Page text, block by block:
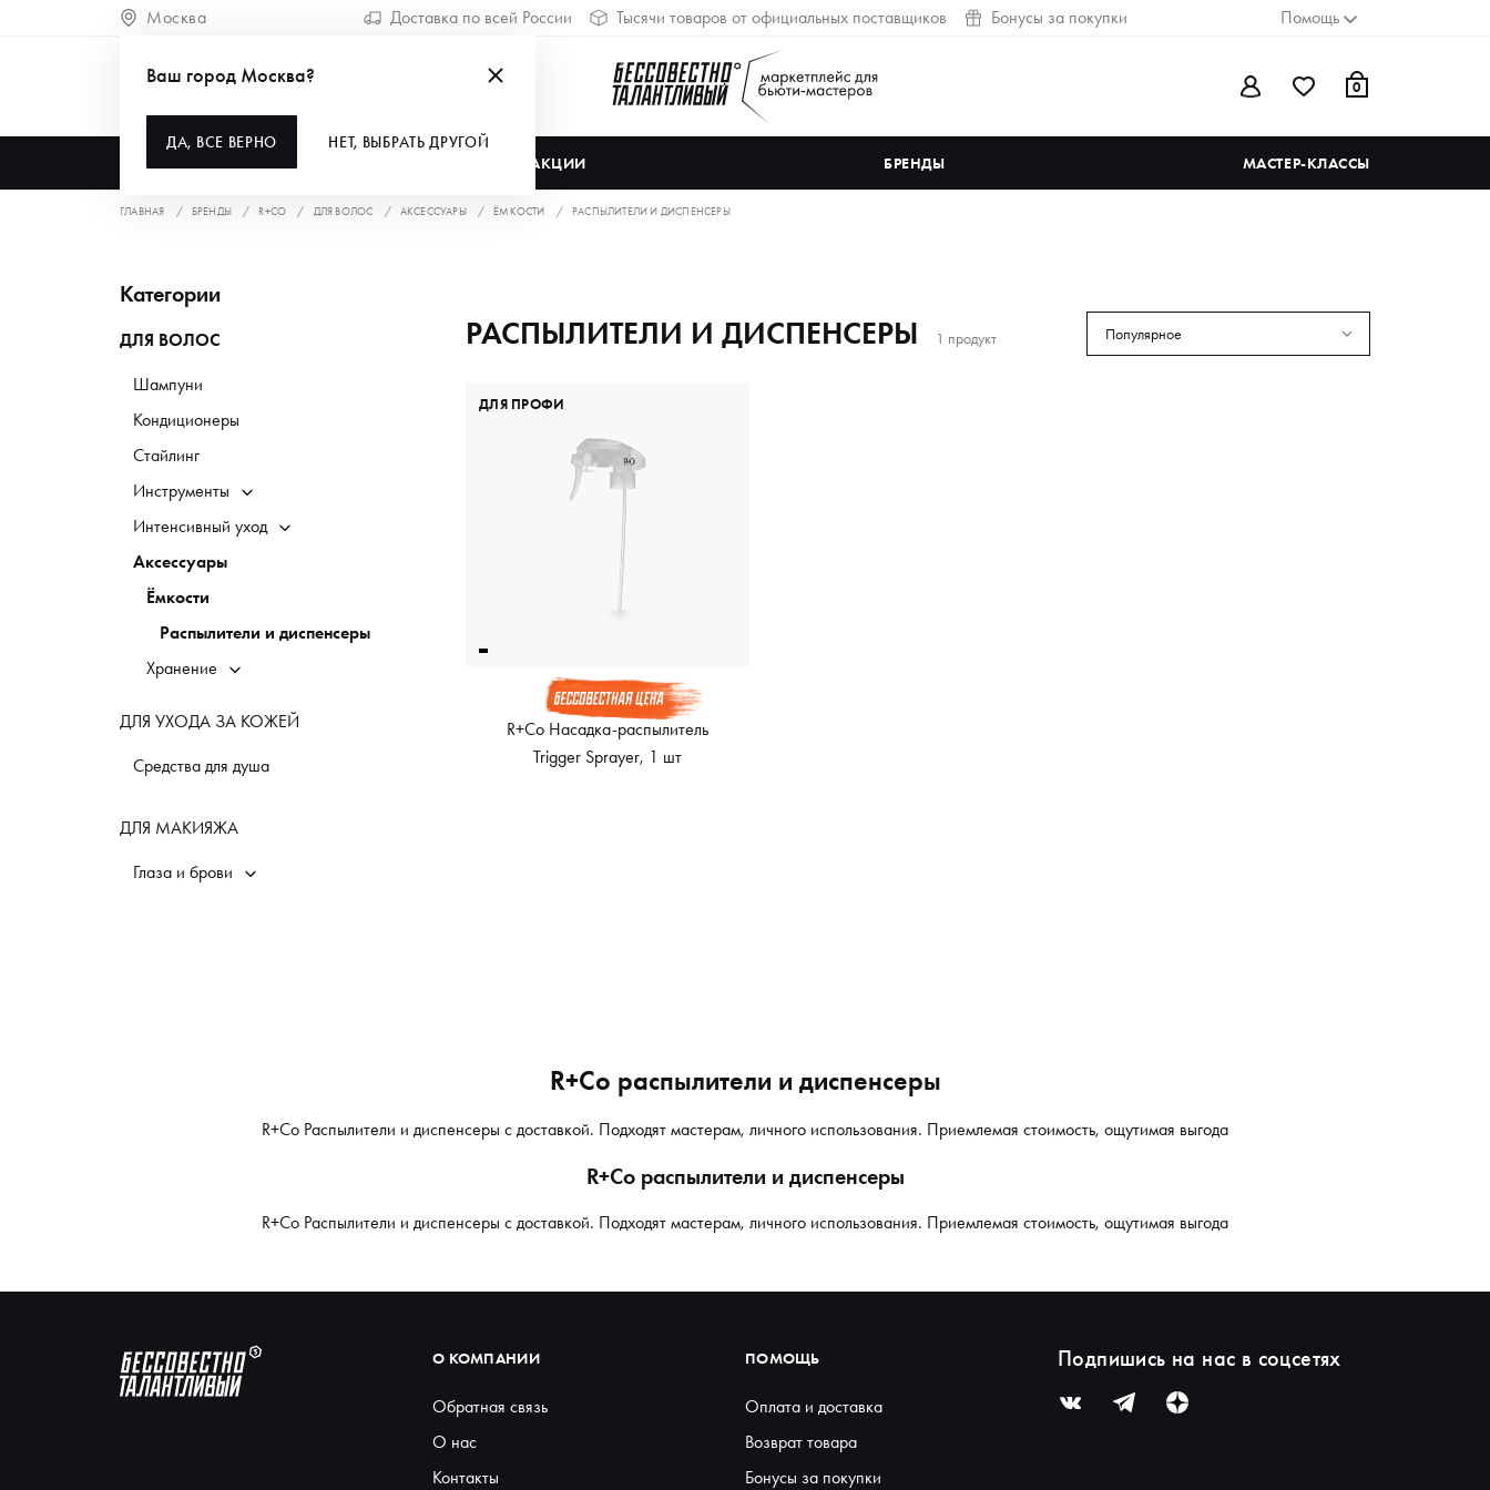
Москва Доставка по всей России Тысячи товаров от официальных поставщиков Бонусы за покупки Помощь
0
АКЦИИ БРЕНДЫ МАСТЕР-КЛАССЫ
Ваш город Москва?
ДА, ВСЕ ВЕРНО НЕТ, ВЫБРАТЬ ДРУГОЙ
ГЛАВНАЯ БРЕНДЫ R+CO ДЛЯ ВОЛОС АКСЕССУАРЫ ЁМКОСТИ РАСПЫЛИТЕЛИ И ДИСПЕНСЕРЫ
Категории
ДЛЯ ВОЛОС
Шампуни
Кондиционеры
Стайлинг
Инструменты
Интенсивный уход
Аксессуары
Ёмкости
Распылители и диспенсеры
Хранение
ДЛЯ УХОДА ЗА КОЖЕЙ
Средства для душа
ДЛЯ МАКИЯЖА
Глаза и брови
РАСПЫЛИТЕЛИ И ДИСПЕНСЕРЫ 1 продукт Популярное
R+Co Насадка-распылитель
Trigger Sprayer, 1 шт
ДЛЯ ПРОФИ
R+Co распылители и диспенсеры
R+Co Распылители и диспенсеры с доставкой. Подходят мастерам, личного использования. Приемлемая стоимость, ощутимая выгода
R+Co распылители и диспенсеры
R+Co Распылители и диспенсеры с доставкой. Подходят мастерам, личного использования. Приемлемая стоимость, ощутимая выгода
О КОМПАНИИ
Обратная связь
О нас
Контакты
ПОМОЩЬ
Оплата и доставка
Возврат товара
Бонусы за покупки
Подпишись на нас в соцсетях